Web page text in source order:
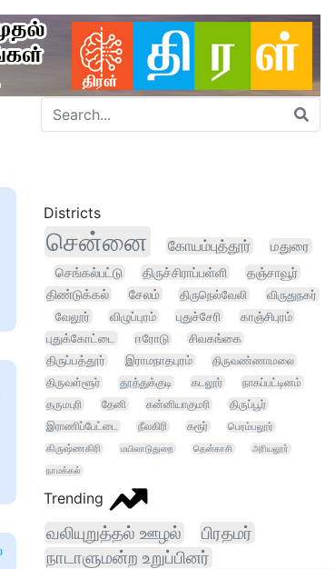
Districts
சென்னை கோயம்புத்தூர் மதுரை
செங்கல்பட்டு திருச்சிராப்பள்ளி
தஞ்சாவூர்
திண்டுக்கல்
சேலம் திருநெல்வேலி
விருதுநகர்
வேலூர்
விழுப்புரம் புதுச்சேரி
காஞ்சிபுரம்
புதுக்கோட்டை
ஈரோடு
சிவகங்கை
திருப்பத்தூர்
இராமநாதபுரம்
திருவண்ணாமலை
திருவள்ளூர்
தூத்துக்குடி கடலூர்
நாகப்பட்டினம்
தருமபுரி
தேனி கன்னியாகுமரி திருப்பூர்
இராணிப்பேட்டை நீலகிரி கரூர்
பெரம்பலூர்
கிருஷ்ணகிரி
மயிலாடுதுறை தென்காசி
அரியலூர்
நாமக்கல்
Trending
வலியுறுத்தல் ஊழல் பிரதமர்
நாடாளுமன்ற உறுப்பினர்